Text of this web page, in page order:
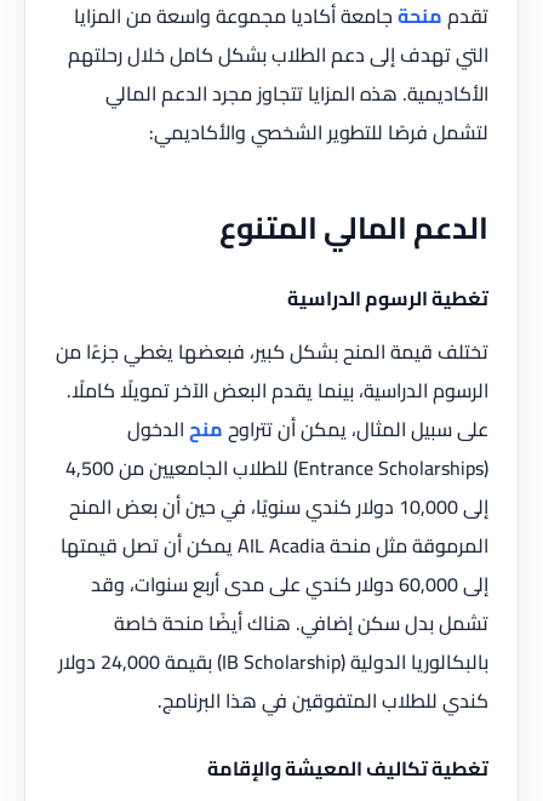
تقدممنحةجامعة أكاديا مجموعة واسعة من المزايا
التي تهدف إلى دعم الطلاب بشكل كامل خلال رحلتهم
الأكاديمية. هذه المزايا تتجاوز مجرد الدعم المالي
لتشمل فرصًا للتطوير الشخصي والأكاديمي:
الدعم المالي المتنوع
تغطية الرسوم الدراسية
تختلف قيمة المنح بشكل كبير، فبعضها يغطي جزءًا من
الرسوم الدراسية، بينما يقدم البعض الآخر تمويلًا كاملًا.
على سبيل المثال، يمكن أن تتراوحمنحالدخول
(Entrance Scholarships) للطلاب الجامعيين من 4,500
إلى 10,000 دولار كندي سنويًا، في حين أن بعض المنح
المرموقة مثل منحة AIL Acadia يمكن أن تصل قيمتها
إلى 60,000 دولار كندي على مدى أربع سنوات، وقد
تشمل بدل سكن إضافي. هناك أيضًا منحة خاصة
بالبكالوريا الدولية (IB Scholarship) بقيمة 24,000 دولار
كندي للطلاب المتفوقين في هذا البرنامج.
تغطية تكاليف المعيشة والإقامة